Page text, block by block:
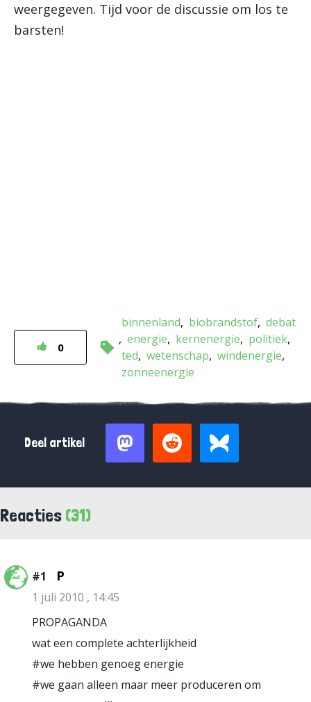
weergegeven. Tijd voor de discussie om los te
barsten!
0
binnenland biobrandstof debat
energie
kernenergie
politiek
ted wetenschap windenergie
zonneenergie
Deel artikel
Reacties (31)
#1 P
1 juli 2010 , 14:45
PROPAGANDA
wat een complete achterlijkheid
#we hebben genoeg energie
#we gaan alleen maar meer produceren om